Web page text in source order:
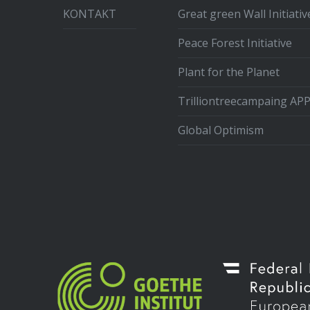
KONTAKT
Great green Wall
Peace Forest Initiative
Plant for the Planet
Trilliontreecampaing APP
Global Optimism